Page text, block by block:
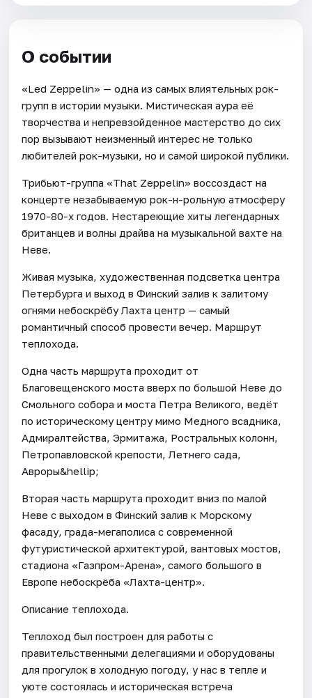
О событии
«Led Zeppelin» — одна из самых влиятельных рок-
групп в истории музыки. Мистическая аура её
творчества и непревзойденное мастерство до сих
пор вызывают неизменный интерес не только
любителей рок-музыки, но и самой широкой публики.
Трибьют-группа «That Zeppelin» воссоздаст на
концерте незабываемую рок-н-рольную атмосферу
1970-80-х годов. Нестареющие хиты легендарных
британцев и волны драйва на музыкальной вахте на
Неве.
Живая музыка, художественная подсветка центра
Петербурга и выход в Финский залив к залитому
огнями небоскрёбу Лахта центр — самый
романтичный способ провести вечер. Маршрут
теплохода.
Одна часть маршрута проходит от
Благовещенского моста вверх по большой Неве до
Смольного собора и моста Петра Великого, ведёт
по историческому центру мимо Медного всадника,
Адмиралтейства, Эрмитажа, Ростральных колонн,
Петропавловской крепости, Летнего сада,
Авроры&hellip;
Вторая часть маршрута проходит вниз по малой
Неве с выходом в Финский залив к Морскому
фасаду, града-мегаполиса с современной
футуристической архитектурой, вантовых мостов,
стадиона «Газпром-Арена», самого большого в
Европе небоскрёба «Лахта-центр».
Описание теплохода.
Теплоход был построен для работы с
правительственными делегациями и оборудованы
для прогулок в холодную погоду, у нас в тепле и
уюте состоялась и историческая встреча